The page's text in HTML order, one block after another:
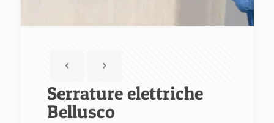
Serrature elettriche
Bellusco